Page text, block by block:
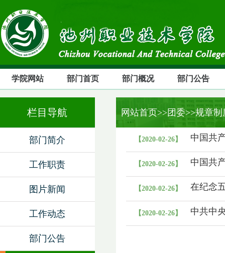
学院网站 部门首页 部门概况 部门公告
栏目导航
部门简介
工作职责
图片新闻
工作动态
部门公告
网站首页>>团委>>规章制
【2020-02-26】 中国共
【2020-02-26】 中国共
【2020-02-26】 在纪念
【2020-02-26】 中共中